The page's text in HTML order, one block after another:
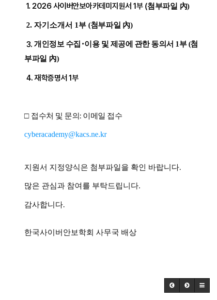
1. 2026 사이버안보아카데미지원서 1부 (첨부파일 內)
2. 자기소개서 1부 (첨부파일 內)
3. 개인정보 수집 ･이용 및 제공에 관한 동의서 1부(첨
부파일 內)
4. 재학증명서 1부
□ 접수처 및 문의: 이메일 접수
cyberacademy@kacs.ne.kr
지원서 지정양식은 첨부파일을 확인 바랍니다.
많은 관심과 참여를 부탁드립니다.
감사합니다.
한국사이버안보학회 사무국 배상